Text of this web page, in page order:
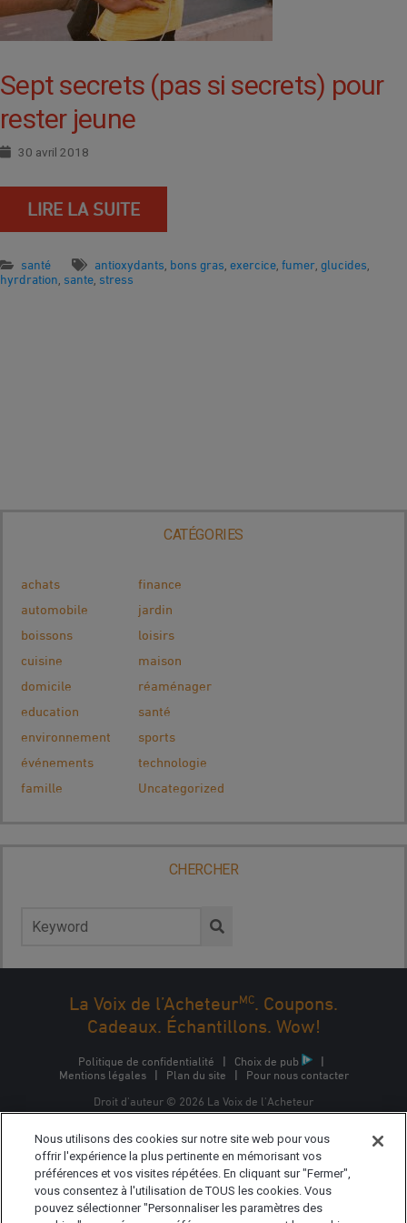
Sept secrets (pas si secrets) pour
rester jeune
30 avril 2018
LIRE LA SUITE
santé antioxydants bons gras exercice fumer glucides
hyrdration sante stress
CATÉGORIES
achats
automobile
boissons
cuisine
domicile
education
environnement
événements
famille
finance
jardin
loisirs
maison
réaménager
santé
sports
technologie
Uncategorized
CHERCHER
La Voix de l’AcheteurMC. Coupons.
Cadeaux. Échantillons. Wow!
Politique de confidentialité | Choix de pub
|
Mentions légales
| Plan du site | Pour nous contacter
Droit d'auteur © 2026 La Voix de l'Acheteur
d'Epsilon Interactive CA, ULC, propriété d'Epsilon Data
Management, LLC.
Nous utilisons des cookies sur notre site web pour vous
offrir l'expérience la plus pertinente en mémorisant vos
préférences et vos visites répétées. En cliquant sur "Fermer",
vous consentez à l'utilisation de TOUS les cookies. Vous
pouvez sélectionner "Personnaliser les paramètres des